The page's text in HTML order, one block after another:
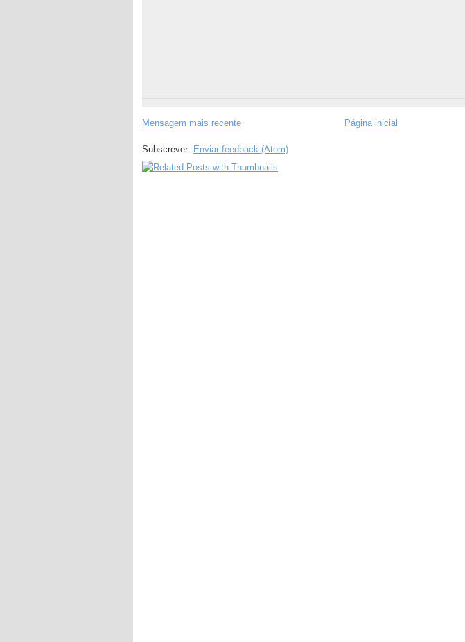
Mensagem mais recente Página inicial
Subscrever: Enviar feedback (Atom)